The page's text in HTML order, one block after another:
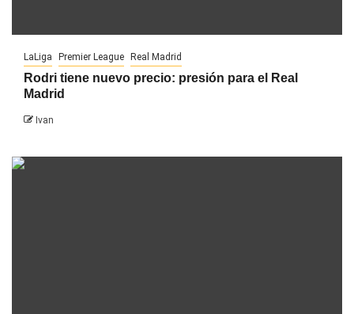
LaLiga Premier League Real Madrid
Rodri tiene nuevo precio: presión para el Real
Madrid
Ivan